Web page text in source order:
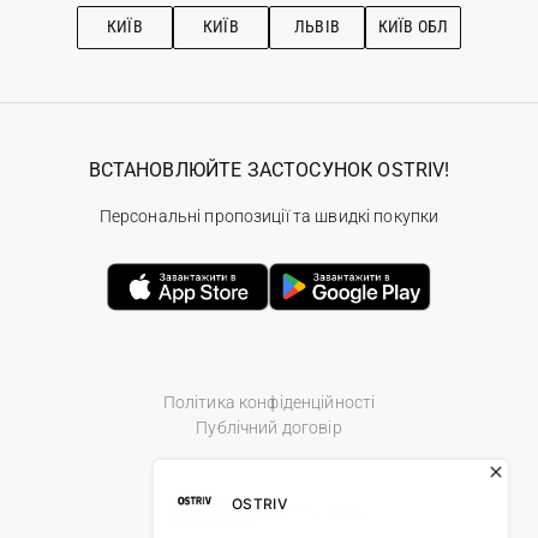
КИЇВ КИЇВ ЛЬВІВ КИЇВ ОБЛ
Політика конфіденційності
Публічний договір
ВСТАНОВЛЮЙТЕ ЗАСТОСУНОК OSTRIV!
Персональні пропозиції та швидкі покупки